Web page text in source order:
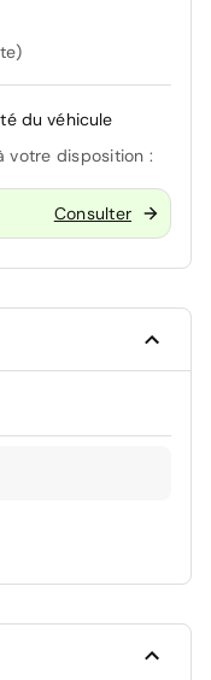
du véhicule
votre disposition :
Consulter